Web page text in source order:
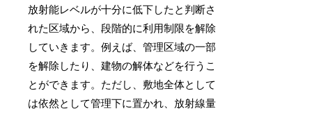
放射能レベルが十分に低下したと判断さ
れた区域から、段階的に利用制限を解除
していきます。例えば、管理区域の一部
を解除したり、建物の解体などを行うこ
とができます。ただし、敷地全体として
は依然として管理下に置かれ、放射線量